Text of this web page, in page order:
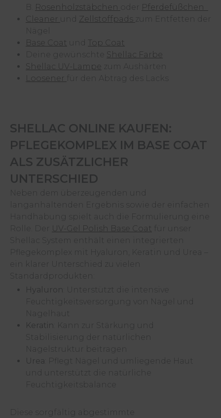
B. Rosenholzstäbchen oder Pferdefüßchen
Cleaner
und Zellstoffpads zum Entfetten der
Nägel
Base Coat
und
Top Coat
Deine gewünschte Shellac Farbe
Shellac UV-Lampe zum Aushärten
Loosener
für den Abtrag des Lacks
SHELLAC ONLINE KAUFEN:
PFLEGEKOMPLEX IM BASE COAT
ALS ZUSÄTZLICHER
UNTERSCHIED
Neben dem überzeugenden und
langanhaltenden Ergebnis sowie der einfachen
Handhabung spielt auch die Formulierung eine
Rolle. Der UV-Gel Polish Base Coat
für unser
Shellac System enthält einen integrierten
Pflegekomplex mit Hyaluron, Keratin und Urea –
ein klarer Unterschied zu vielen
Standardprodukten:
Hyaluron : Unterstützt die intensive
Feuchtigkeitsversorgung von Nagel und
Nagelhaut
Keratin : Kann zur Stärkung und
Stabilisierung der natürlichen
Nagelstruktur beitragen
Urea : Pflegt Nägel und umliegende Haut
und unterstützt die natürliche
Feuchtigkeitsbalance
Diese sorgfältig abgestimmte